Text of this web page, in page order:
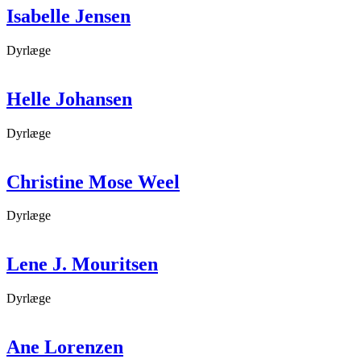
Isabelle Jensen
Dyrlæge
Helle Johansen
Dyrlæge
Christine Mose Weel
Dyrlæge
Lene J. Mouritsen
Dyrlæge
Ane Lorenzen